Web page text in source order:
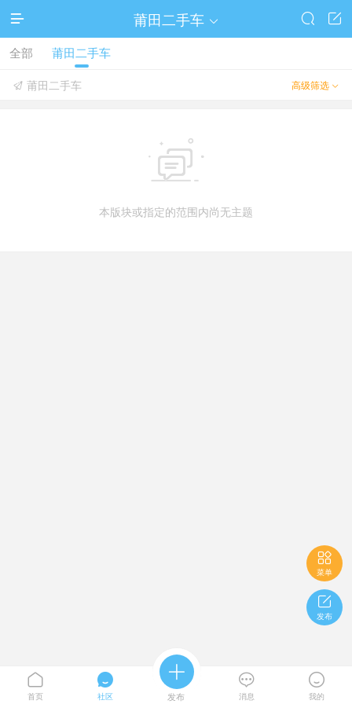
 莆田二手车  

全部 莆田二手车
高级筛选 
 莆田二手车

本版块或指定的范围内尚无主题

菜单

发布

首页

社区

发布

消息

我的